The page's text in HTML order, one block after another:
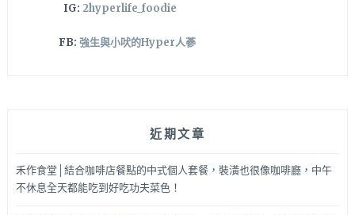
IG: 2hyperlife_foodie
FB: 強生與小吠的Hyper人蔘
近期文章
禾作食堂│結合咖啡店餐點的中式個人套餐，裝潢也很像咖啡廳，中午
不休息全天都能吃到好吃功夫菜色！